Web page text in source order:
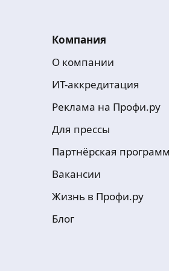
Компания
О компании
ИТ-аккредитация
Реклама на Профи.ру
Для прессы
Партнёрская
Вакансии
Жизнь в Профи.ру
Блог